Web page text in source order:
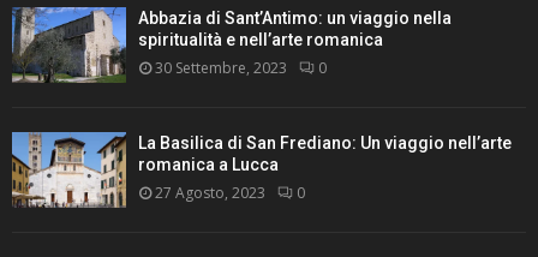
Abbazia di Sant’Antimo: un viaggio nella
spiritualità e nell’arte romanica
30 Settembre, 2023 0
La Basilica di San Frediano: Un viaggio nell’arte
romanica a Lucca
27 Agosto, 2023 0